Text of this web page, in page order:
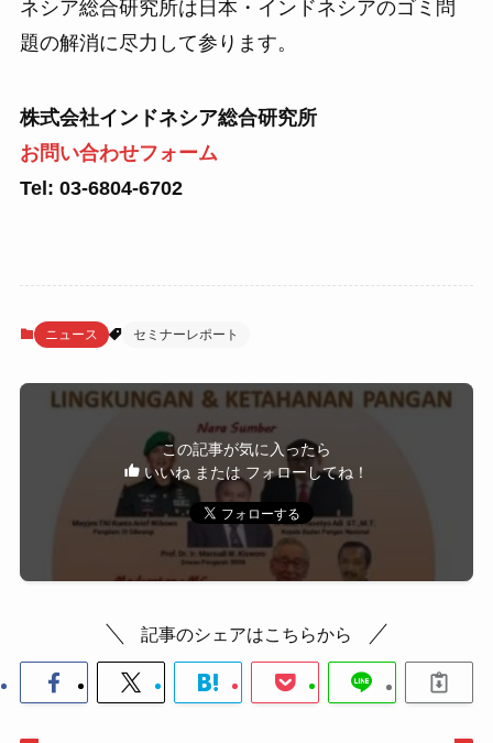
ネシア総合研究所は日本・インドネシアのゴミ問
題の解消に尽力して参ります。
株式会社インドネシア総合研究所
お問い合わせフォーム
Tel: 03-6804-6702
ニュース セミナーレポート
この記事が気に入ったら
いいね または フォローしてね！
記事のシェアはこちらから